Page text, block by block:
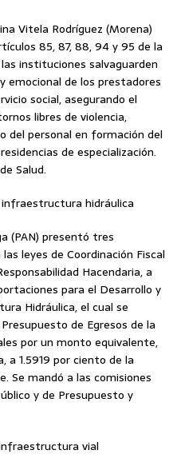
Vitela Rodríguez (Morena)
85, 87, 88, 94 y 95 de la
instituciones salvaguarden
emocional de los prestadores
social, asegurando el
libres de violencia,
del personal en formación del
de especialización.
Salud.
hidráulica
(PAN) presentó tres
leyes de Coordinación Fiscal
Hacendaria, a
para el Desarrollo y
Hidráulica, el cual se
de Egresos de la
por un monto equivalente,
1.5919 por ciento de la
Se mandó a las comisiones
y de Presupuesto y
vial